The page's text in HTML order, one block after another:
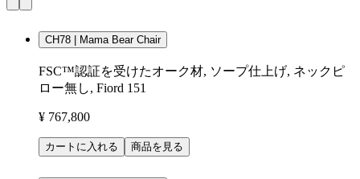
CH78 | Mama Bear Chair
FSC™認証を受けたオーク材, ソープ仕上げ, ネックピ
ロー無し, Fiord 151
¥ 767,800
カートに入れる 商品を見る